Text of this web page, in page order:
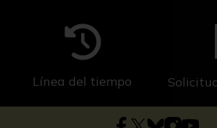
Línea del tiempo